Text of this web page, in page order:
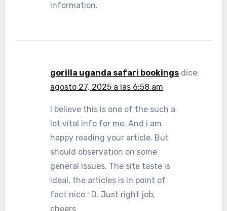
information.
gorilla uganda safari bookings dice:
agosto 27, 2025 a las 6:58 am
I believe this is one of the such a
lot vital info for me. And i am
happy reading your article. But
should observation on some
general issues, The site taste is
ideal, the articles is in point of
fact nice : D. Just right job,
cheers